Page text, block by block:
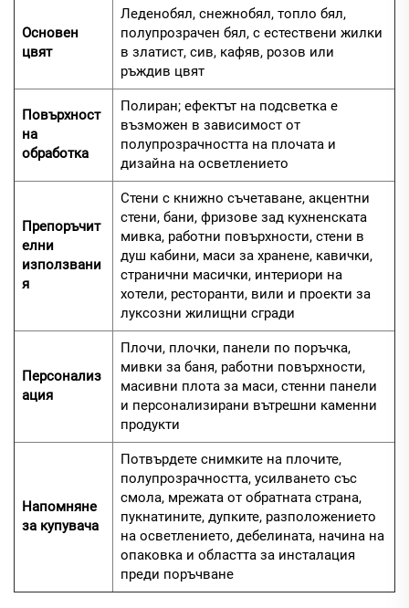
Основен
цвят
Леденобял, снежнобял, топло бял,
полупрозрачен бял, с естествени жилки
в златист, сив, кафяв, розов или
ръждив цвят
Повърхност
на
обработка
Полиран; ефектът на подсветка е
възможен в зависимост от
полупрозрачността на плочата и
дизайна на осветлението
Препоръчит
елни
използвани
я
Стени с книжно съчетаване, акцентни
стени, бани, фризове зад кухненската
мивка, работни повърхности, стени в
душ кабини, маси за хранене, кавички,
странични масички, интериори на
хотели, ресторанти, вили и проекти за
луксозни жилищни сгради
Персонализ
ация
Плочи, плочки, панели по поръчка,
мивки за баня, работни повърхности,
масивни плота за маси, стенни панели
и персонализирани вътрешни каменни
продукти
Напомняне
за купувача
Потвърдете снимките на плочите,
полупрозрачността, усилването със
смола, мрежата от обратната страна,
пукнатините, дупките, разположението
на осветлението, дебелината, начина на
опаковка и областта за инсталация
преди поръчване